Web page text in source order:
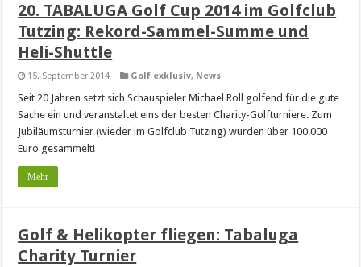
20. TABALUGA Golf Cup 2014 im Golfclub
Tutzing: Rekord-Sammel-Summe und
Heli-Shuttle
15. September 2014 Golf exklusiv, News
Seit 20 Jahren setzt sich Schauspieler Michael Roll golfend für die gute
Sache ein und veranstaltet eins der besten Charity-Golfturniere. Zum
Jubiläumsturnier (wieder im Golfclub Tutzing) wurden über 100.000
Euro gesammelt!
Mehr
Golf & Helikopter fliegen: Tabaluga
Charity Turnier